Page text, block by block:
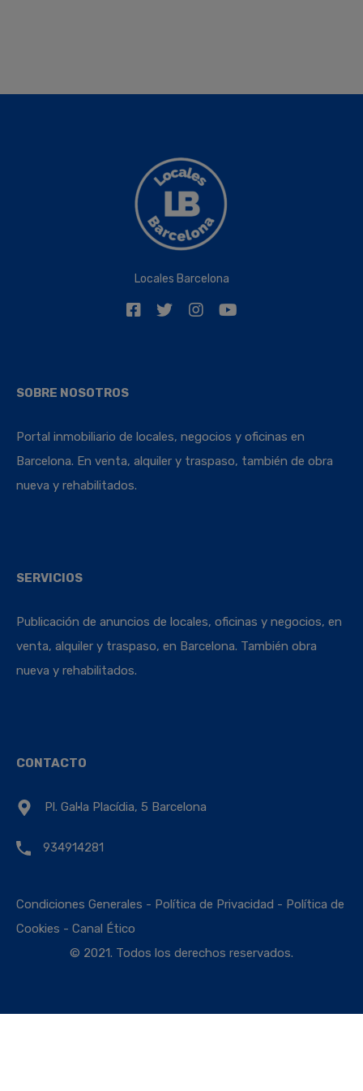
Locales Barcelona
SOBRE NOSOTROS
Portal inmobiliario de locales, negocios y oficinas en
Barcelona. En venta, alquiler y traspaso, también de obra
nueva y rehabilitados.
SERVICIOS
Publicación de anuncios de locales, oficinas y negocios, en
venta, alquiler y traspaso, en Barcelona. También obra
nueva y rehabilitados.
CONTACTO
Pl. Gal·la Placídia, 5 Barcelona
934914281
Condiciones Generales - Política de Privacidad - Política de
Cookies - Canal Ético
© 2021. Todos los derechos reservados.